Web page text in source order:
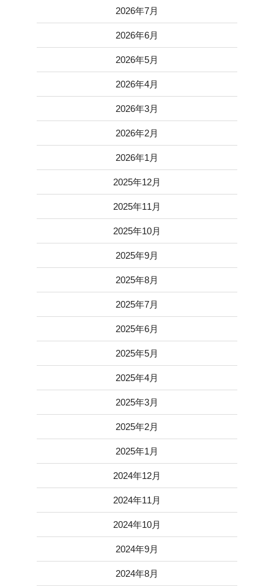
2026年7月
2026年6月
2026年5月
2026年4月
2026年3月
2026年2月
2026年1月
2025年12月
2025年11月
2025年10月
2025年9月
2025年8月
2025年7月
2025年6月
2025年5月
2025年4月
2025年3月
2025年2月
2025年1月
2024年12月
2024年11月
2024年10月
2024年9月
2024年8月